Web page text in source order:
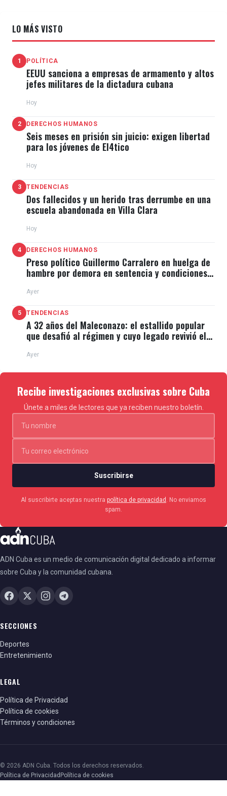
LO MÁS VISTO
1 POLÍTICA
EEUU sanciona a empresas de armamento y altos
jefes militares de la dictadura cubana
Hoy
2 DERECHOS HUMANOS
Seis meses en prisión sin juicio: exigen libertad
para los jóvenes de El4tico
Hoy
3 TENDENCIAS
Dos fallecidos y un herido tras derrumbe en una
escuela abandonada en Villa Clara
Hoy
4 DERECHOS HUMANOS
Preso político Guillermo Carralero en huelga de
hambre por demora en sentencia y condiciones
Ayer
5 TENDENCIAS
A 32 años del Maleconazo: el estallido popular
que desafió al régimen y cuyo legado revivió el
Ayer
Recibe investigaciones exclusivas sobre Cuba
Únete a miles de lectores que ya reciben nuestro boletín.
Suscribirse
Al suscribirte aceptas nuestra política de privacidad . No enviamos
spam.
ADN Cuba es un medio de comunicación digital dedicado a informar
sobre Cuba y la comunidad cubana.
SECCIONES
Deportes
Entretenimiento
LEGAL
Política de Privacidad
Política de cookies
Términos y condiciones
© 2026 ADN Cuba. Todos los derechos reservados.
Política de Privacidad Política de cookies